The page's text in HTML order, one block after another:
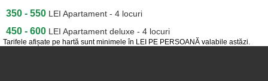
Tarifele afișate pe hartă sunt minimele în LEI PE PERSOANĂ valabile astăzi.
350 - 550 LEI Apartament - 4 locuri
450 - 600 LEI Apartament deluxe - 4 locuri